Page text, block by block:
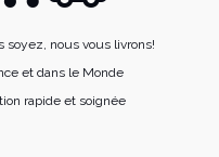
soyez, nous vous livrons!
et dans le Monde
rapide et soignée